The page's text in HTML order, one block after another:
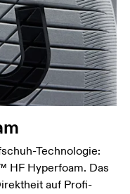
Technologie:
HF Hyperfoam. Das
auf Profi-